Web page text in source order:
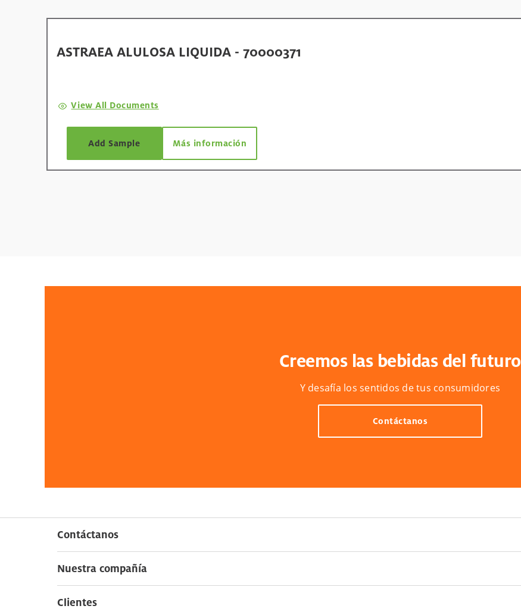
ASTRAEA ALULOSA LIQUIDA - 70000371
View All Documents
Add Sample Más información
Creemos las bebidas del futuro
Y desafía los sentidos de tus consumidores
Contáctanos
Contáctanos
Nuestra compañía
Clientes